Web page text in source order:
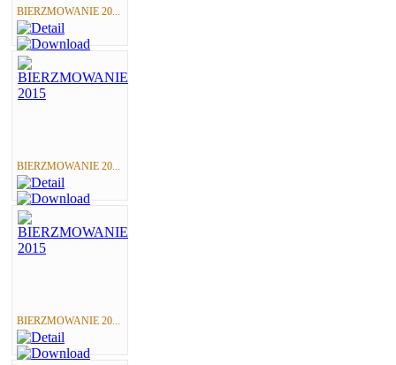
BIERZMOWANIE 20...
BIERZMOWANIE 20...
BIERZMOWANIE 20...